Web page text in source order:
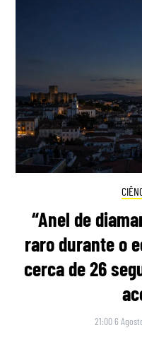
“Anel de
raro durante o
cerca de 26
21:00 6